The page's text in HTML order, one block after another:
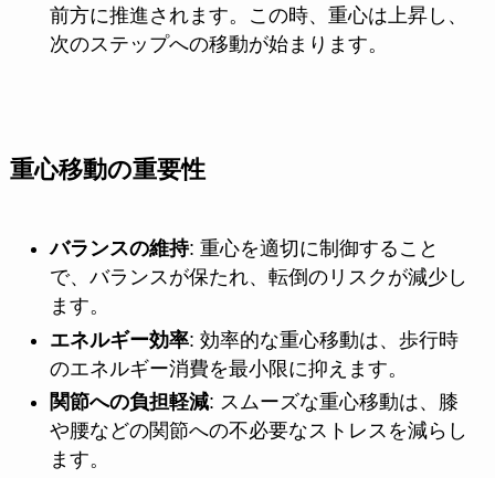
前方に推進されます。この時、重心は上昇し、
次のステップへの移動が始まります。
重心移動の重要性
バランスの維持: 重心を適切に制御すること
で、バランスが保たれ、転倒のリスクが減少し
ます。
エネルギー効率: 効率的な重心移動は、歩行時
のエネルギー消費を最小限に抑えます。
関節への負担軽減: スムーズな重心移動は、膝
や腰などの関節への不必要なストレスを減らし
ます。